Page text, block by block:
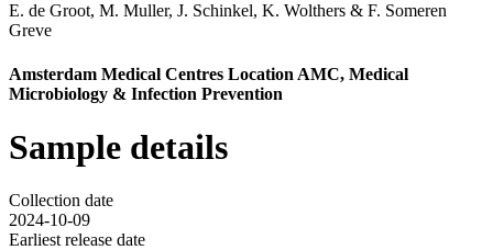
E. de Groot, M. Muller, J. Schinkel, K. Wolthers & F. Someren
Greve
Amsterdam Medical Centres Location AMC, Medical
Microbiology & Infection Prevention
Sample details
Collection date
2024-10-09
Earliest release date